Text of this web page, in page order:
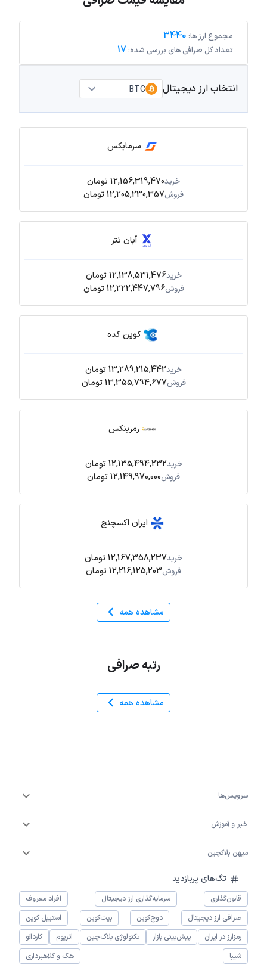
مجموع ارز ها: 3440
تعداد کل صرافی های بررسی شده: 17
انتخاب ارز دیجیتال BTC
سرمایکس
خرید12,156,319,470 تومان
فروش12,205,230,357 تومان
آبان تتر
خرید12,138,531,476 تومان
فروش12,222,447,796 تومان
کوین کده
خرید13,289,215,442 تومان
فروش13,355,794,677 تومان
رمزینکس
خرید12,135,494,232 تومان
فروش12,149,970,000 تومان
ایران اکسچنج
خرید12,167,358,237 تومان
فروش12,216,125,203 تومان
مشاهده همه
رتبه صرافی
مشاهده همه
سرویس‌ها
خبر و آموزش
میهن بلاکچین
تگ‌های پربازدید
قانون‌گذاری سرمایه‌گذاری ارز دیجیتال
افراد معروف
صرافی ارز دیجیتال
دوج‌کوین بیت‌کوین
استیبل کوین
رمزارز در ایران
پیش‌بینی بازار تکنولوژی بلاک‌چین اتریوم
کاردانو
شیبا
هک و کلاهبرداری